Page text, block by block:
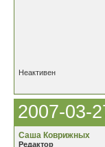
Неактивен
2007-03-
Саша Коврижных
Редактор